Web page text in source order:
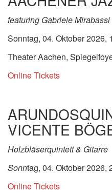
featuring Gabriele
Sonntag, 04. Oktober 2026,
Theater Aachen,
Online Tickets
VICENTE
Holzbläserquintett & Gitarre
Sonntag, 04. Oktober 2026,
Online Tickets